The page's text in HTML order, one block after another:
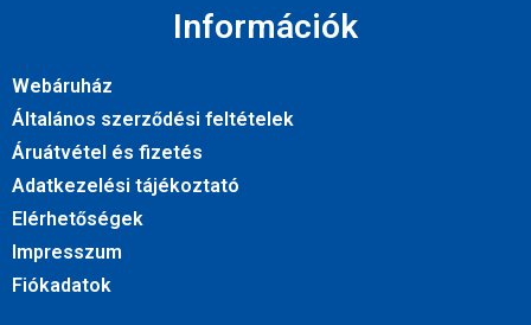
Információk
Webáruház
Általános szerződési feltételek
Áruátvétel és fizetés
Adatkezelési tájékoztató
Elérhetőségek
Impresszum
Fiókadatok